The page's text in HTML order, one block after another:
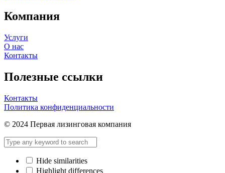
Компания
Услуги
О нас
Контакты
Полезные ссылки
Контакты
Политика конфиденциальности
© 2024 Первая лизинговая компания
Hide similarities
Highlight differences